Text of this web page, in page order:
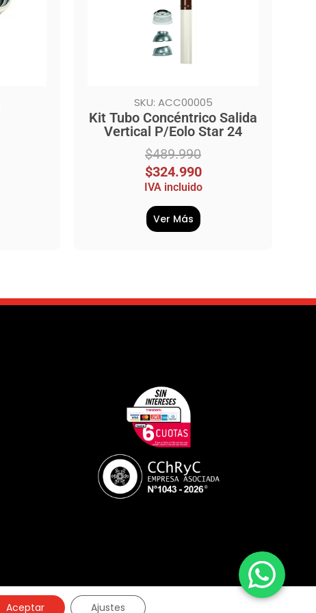
SKU: ACC00005
Kit Tubo Concéntrico Salida
Vertical P/Eolo Star 24
$489.990
$324.990
IVA incluido
Ver Más
Aceptar Ajustes